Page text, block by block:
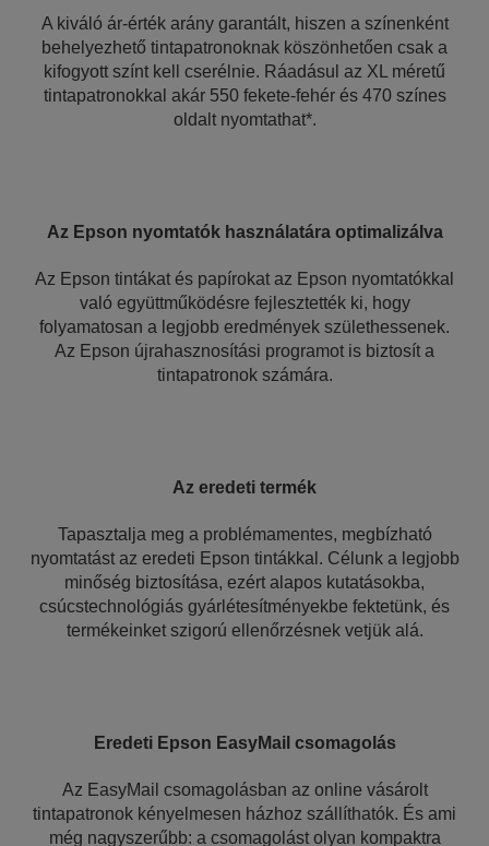
A kiváló ár-érték arány garantált, hiszen a színenként
behelyezhető tintapatronoknak köszönhetően csak a
kifogyott színt kell cserélnie. Ráadásul az XL méretű
tintapatronokkal akár 550 fekete-fehér és 470 színes
oldalt nyomtathat*.
Az Epson nyomtatók használatára optimalizálva
Az Epson tintákat és papírokat az Epson nyomtatókkal
való együttműködésre fejlesztették ki, hogy
folyamatosan a legjobb eredmények születhessenek.
Az Epson újrahasznosítási programot is biztosít a
tintapatronok számára.
Az eredeti termék
Tapasztalja meg a problémamentes, megbízható
nyomtatást az eredeti Epson tintákkal. Célunk a legjobb
minőség biztosítása, ezért alapos kutatásokba,
csúcstechnológiás gyárlétesítményekbe fektetünk, és
termékeinket szigorú ellenőrzésnek vetjük alá.
Eredeti Epson EasyMail csomagolás
Az EasyMail csomagolásban az online vásárolt
tintapatronok kényelmesen házhoz szállíthatók. És ami
még nagyszerűbb: a csomagolást olyan kompaktra